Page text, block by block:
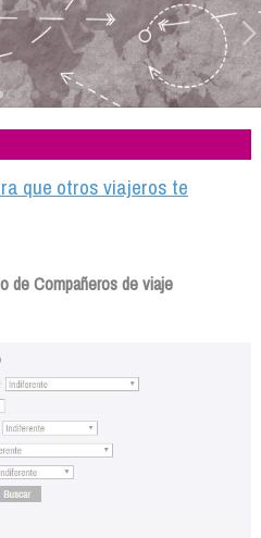
que otros viajeros te
de Compañeros de viaje